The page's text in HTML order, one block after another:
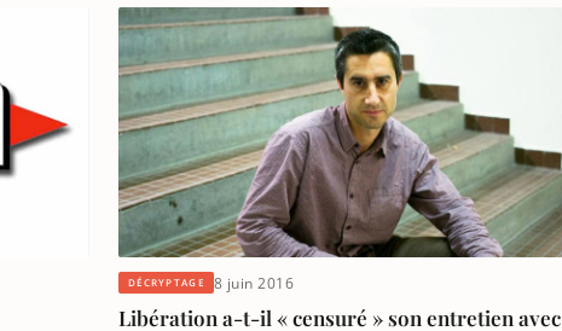
DÉCRYPTAGE 8 juin 2016
Libération a-t-il « censuré » son entretien avec